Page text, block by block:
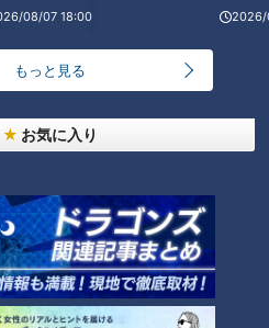
08/07 18:00 2026/
もっと見る
お気に入り
対０」の完封勝利
のキーポイントとなって、そこか
乗効果となって、守るときは守
り打っているというのが大きい